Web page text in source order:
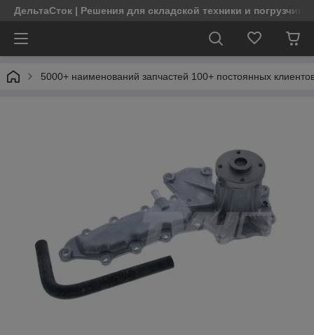
ДельтаСток | Решения для складской техники и
5000+ наименований запчастей 100+ постоянных